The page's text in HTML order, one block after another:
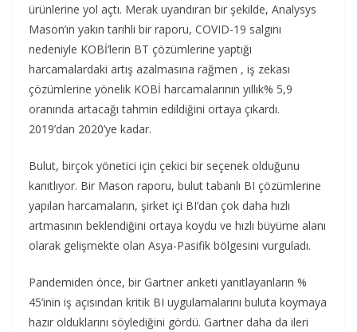
ürünlerine yol açtı. Merak uyandıran bir şekilde, Analysys
Mason’ın yakın tarihli bir raporu, COVID-19 salgını
nedeniyle KOBİ’lerin BT çözümlerine yaptığı
harcamalardaki artış azalmasına rağmen , iş zekası
çözümlerine yönelik KOBİ harcamalarının yıllık% 5,9
oranında artacağı tahmin edildiğini ortaya çıkardı.
2019’dan 2020’ye kadar.
Bulut, birçok yönetici için çekici bir seçenek olduğunu
kanıtlıyor. Bir Mason raporu, bulut tabanlı BI çözümlerine
yapılan harcamaların, şirket içi BI’dan çok daha hızlı
artmasının beklendiğini ortaya koydu ve hızlı büyüme alanı
olarak gelişmekte olan Asya-Pasifik bölgesini vurguladı.
Pandemiden önce, bir Gartner anketi yanıtlayanların %
45’inin iş açısından kritik BI uygulamalarını buluta koymaya
hazır olduklarını söylediğini gördü. Gartner daha da ileri